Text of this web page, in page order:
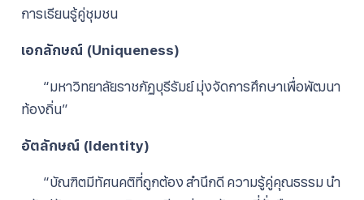
การเรียนรู้คู่ชุมชน
เอกลักษณ์ (Uniqueness)
“มหาวิทยาลัยราชภัฏบุรีรัมย์ มุ่งจัดการศึกษาเพื่อพัฒนา
ท้องถิ่น”
อัตลักษณ์ (Identity)
“บัณฑิตมีทัศนคติที่ถูกต้อง สำนึกดี ความรู้คู่คุณธรรม นำ